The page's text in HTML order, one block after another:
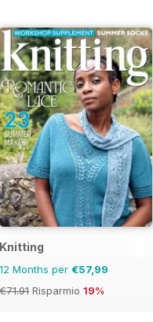
Knitting
12 Months per €57,99
€71.91 Risparmio 19%